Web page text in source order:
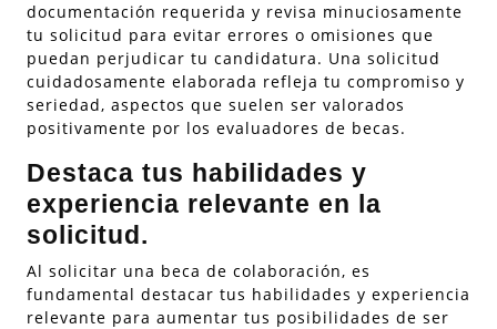
documentación requerida y revisa minuciosamente
tu solicitud para evitar errores o omisiones que
puedan perjudicar tu candidatura. Una solicitud
cuidadosamente elaborada refleja tu compromiso y
seriedad, aspectos que suelen ser valorados
positivamente por los evaluadores de becas.
Destaca tus habilidades y
experiencia relevante en la
solicitud.
Al solicitar una beca de colaboración, es
fundamental destacar tus habilidades y experiencia
relevante para aumentar tus posibilidades de ser